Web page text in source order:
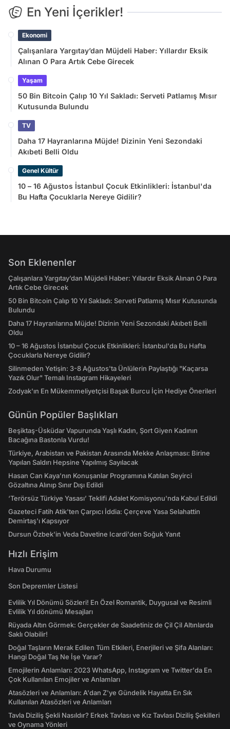
En Yeni İçerikler!
Ekonomi
Çalışanlara Yargıtay’dan Müjdeli Haber: Yıllardır Eksik
Alınan O Para Artık Cebe Girecek
Yaşam
50 Bin Bitcoin Çalıp 10 Yıl Sakladı: Serveti Patlamış Mısır
Kutusunda Bulundu
TV
Daha 17 Hayranlarına Müjde! Dizinin Yeni Sezondaki
Akıbeti Belli Oldu
Genel Kültür
10 – 16 Ağustos İstanbul Çocuk Etkinlikleri: İstanbul'da
Bu Hafta Çocuklarla Nereye Gidilir?
Son Eklenenler
Çalışanlara Yargıtay’dan Müjdeli Haber: Yıllardır Eksik Alınan O Para
Artık Cebe Girecek
50 Bin Bitcoin Çalıp 10 Yıl Sakladı: Serveti Patlamış Mısır Kutusunda
Bulundu
Daha 17 Hayranlarına Müjde! Dizinin Yeni Sezondaki Akıbeti Belli
Oldu
10 – 16 Ağustos İstanbul Çocuk Etkinlikleri: İstanbul'da Bu Hafta
Çocuklarla Nereye Gidilir?
Silinmeden Yetişin: 3-8 Ağustos'ta Ünlülerin Paylaştığı "Kaçarsa
Yazık Olur" Temalı Instagram Hikayeleri
Zodyak'ın En Mükemmeliyetçisi Başak Burcu İçin Hediye Önerileri
Günün Popüler Başlıkları
Beşiktaş-Üsküdar Vapurunda Yaşlı Kadın, Şort Giyen Kadının
Bacağına Bastonla Vurdu!
Türkiye, Arabistan ve Pakistan Arasında Mekke Anlaşması: Birine
Yapılan Saldırı Hepsine Yapılmış Sayılacak
Hasan Can Kaya’nın Konuşanlar Programına Katılan Seyirci
Gözaltına Alınıp Sınır Dışı Edildi
‘Terörsüz Türkiye Yasası’ Teklifi Adalet Komisyonu'nda Kabul Edildi
Gazeteci Fatih Atik'ten Çarpıcı İddia: Çerçeve Yasa Selahattin
Demirtaş'ı Kapsıyor
Dursun Özbek'in Veda Davetine Icardi'den Soğuk Yanıt
Hızlı Erişim
Hava Durumu
Son Depremler Listesi
Evlilik Yıl Dönümü Sözleri! En Özel Romantik, Duygusal ve Resimli
Evlilik Yıl dönümü Mesajları
Rüyada Altın Görmek: Gerçekler de Saadetiniz de Çil Çil Altınlarda
Saklı Olabilir!
Doğal Taşların Merak Edilen Tüm Etkileri, Enerjileri ve Şifa Alanları:
Hangi Doğal Taş Ne İşe Yarar?
Emojilerin Anlamları: 2023 WhatsApp, Instagram ve Twitter'da En
Çok Kullanılan Emojiler ve Anlamları
Atasözleri ve Anlamları: A'dan Z'ye Gündelik Hayatta En Sık
Kullanılan Atasözleri ve Anlamları
Tavla Diziliş Şekli Nasıldır? Erkek Tavlası ve Kız Tavlası Diziliş Şekilleri
ve Oynama Yönleri